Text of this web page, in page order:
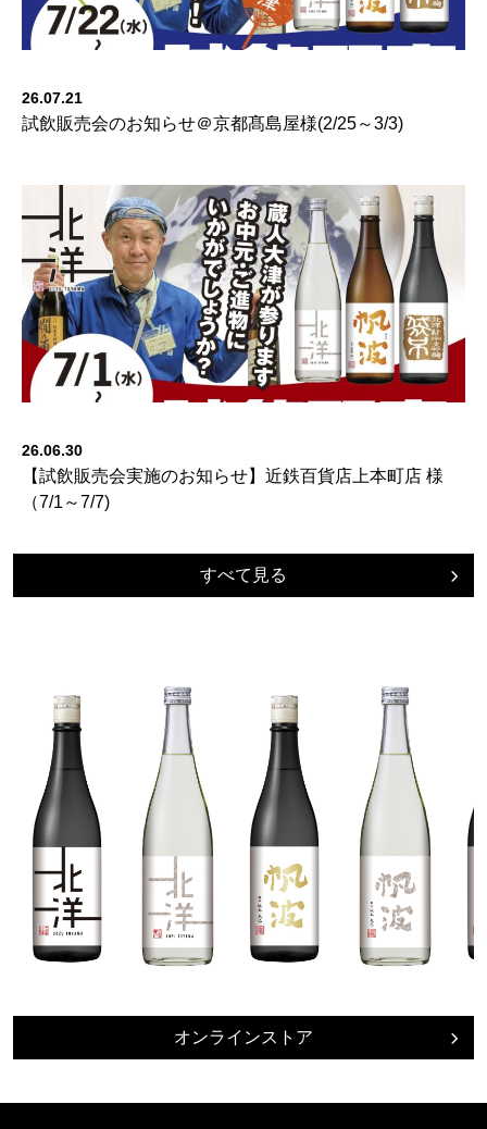
26.07.21
試飲販売会のお知らせ＠京都髙島屋様(2/25～3/3)
26.06.30
【試飲販売会実施のお知らせ】近鉄百貨店上本町店 様
（7/1～7/7)
すべて見る
オンラインストア